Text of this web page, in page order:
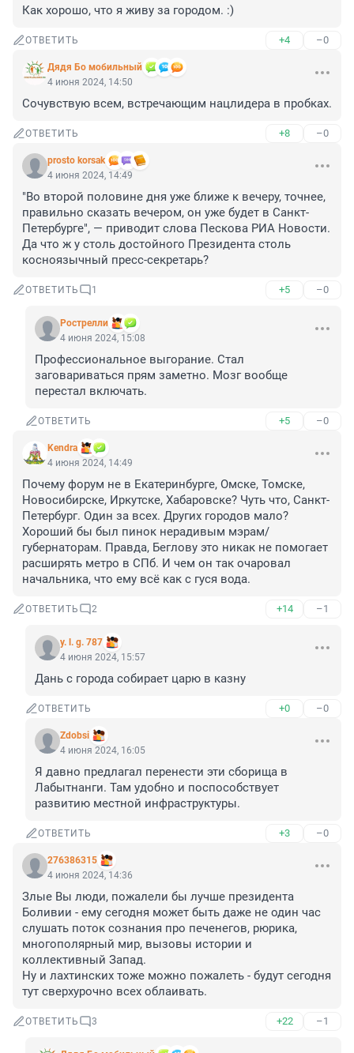
Как хорошо, что я живу за городом. :)
ОТВЕТИТЬ +4 –0
Дядя Бо мобильный
4 июня 2024, 14:50
Сочувствую всем, встречающим нацлидера в пробках.
ОТВЕТИТЬ +8 –0
prosto korsak
4 июня 2024, 14:49
"Во второй половине дня уже ближе к вечеру, точнее,
правильно сказать вечером, он уже будет в Санкт-
Петербурге", — приводит слова Пескова РИА Новости.
Да что ж у столь достойного Президента столь
косноязычный пресс-секретарь?
ОТВЕТИТЬ 1 +5 –0
Рострелли
4 июня 2024, 15:08
Профессиональное выгорание. Стал
заговариваться прям заметно. Мозг вообще
перестал включать.
ОТВЕТИТЬ +5 –0
Kendra
4 июня 2024, 14:49
Почему форум не в Екатеринбурге, Омске, Томске,
Новосибирске, Иркутске, Хабаровске? Чуть что, Санкт-
Петербург. Один за всех. Других городов мало?
Хороший бы был пинок нерадивым мэрам/
губернаторам. Правда, Беглову это никак не помогает
расширять метро в СПб. И чем он так очаровал
начальника, что ему всё как с гуся вода.
ОТВЕТИТЬ 2 +14 –1
y. l. g. 787
4 июня 2024, 15:57
Дань с города собирает царю в казну
ОТВЕТИТЬ +0 –0
Zdobsi
4 июня 2024, 16:05
Я давно предлагал перенести эти сборища в
Лабытнанги. Там удобно и поспособствует
развитию местной инфраструктуры.
ОТВЕТИТЬ +3 –0
276386315
4 июня 2024, 14:36
Злые Вы люди, пожалели бы лучше президента
Боливии - ему сегодня может быть даже не один час
слушать поток сознания про печенегов, рюрика,
многополярный мир, вызовы истории и
коллективный Запад.
Ну и лахтинских тоже можно пожалеть - будут сегодня
тут сверхурочно всех облаивать.
ОТВЕТИТЬ 3 +22 –1